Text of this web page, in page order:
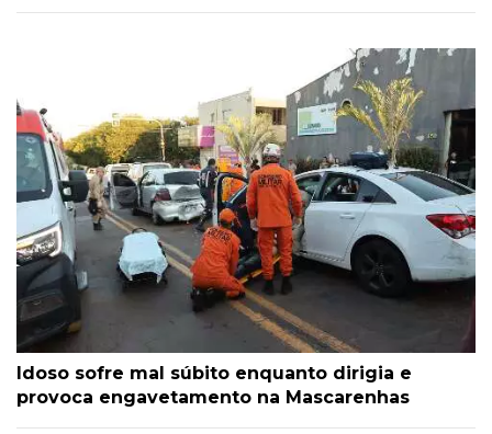
Idoso sofre mal súbito enquanto dirigia e
provoca engavetamento na Mascarenhas